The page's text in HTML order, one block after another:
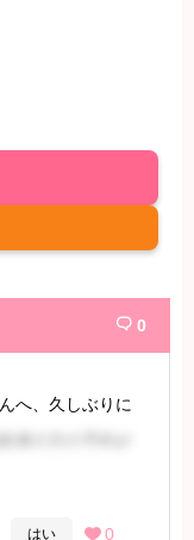
 0
へ、久しぶりに
にお願いするこ
はい  0